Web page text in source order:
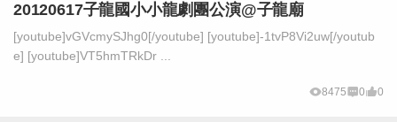
20120617子龍國小小龍劇團公演@子龍廟
[youtube]vGVcmySJhg0[/youtube] [youtube]-1tvP8Vi2uw[/youtub
e] [youtube]VT5hmTRkDr ...
8475 0 0